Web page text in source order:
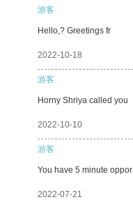
游客
Hello,? Greetings fr
2022-10-18
游客
Horny Shriya called you
2022-10-10
游客
You have 5 minute oppor
2022-07-21